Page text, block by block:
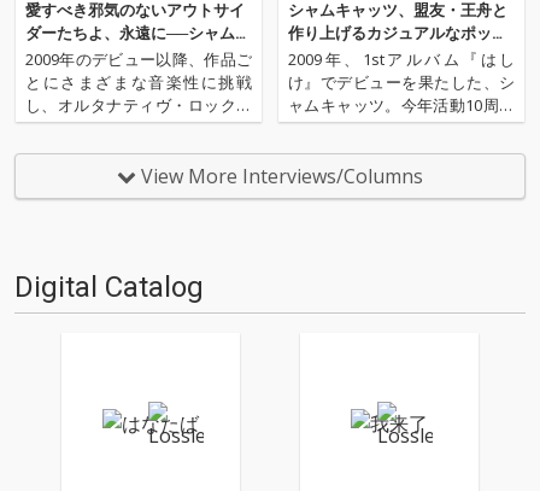
愛すべき邪気のないアウトサイ
ダーたちよ、永遠に──シャムキ
ャッツ解散に寄せて
2009年のデビュー以降、作品ご
とにさまざまな音楽性に挑戦
し、オルタナティヴ・ロックの
可能性を探り続けたシャムキャ
ッツが解散を発表した。昨年10
周年を迎え、新木場スタジオコ
ーストでのライヴを超満員のな
シャムキャッツ、盟友・王舟と
作り上げるカジュアルなポッ
プ・ミュージック──新作『はな
たば』配信開始
2009年、1stアルバム『はし
け』でデビューを果たした、シ
ャムキャッツ。今年活動10周年
を迎え、そのソングライティン
グはさらに円熟味が出てきた彼
ら。盟友、王舟を共同プロデュ
ーサーに迎えた新作『はなた
View More Interviews/Columns
Digital Catalog